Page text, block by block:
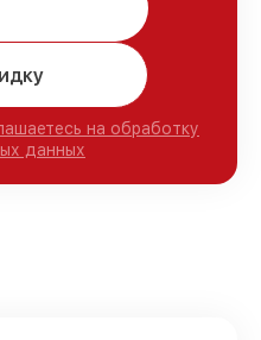
на обработку
данных